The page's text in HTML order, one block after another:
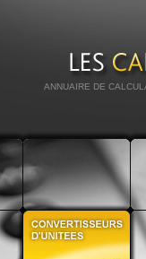
ANNUAIRE DE